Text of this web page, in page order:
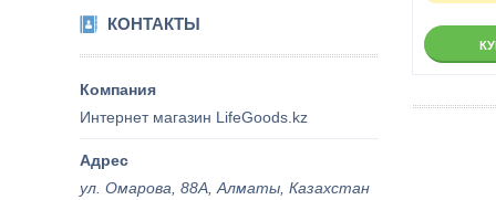
КОНТАКТЫ
Интернет магазин LifeGoods.kz
ул. Омарова, 88А, Алматы, Казахстан